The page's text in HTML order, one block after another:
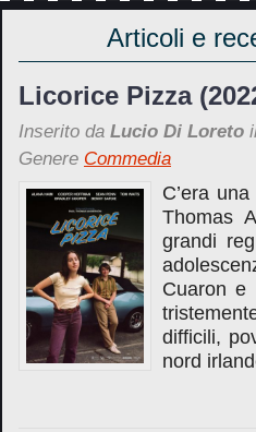
Articoli e
Licorice Pizza
Inserito da Lucio Di Loreto
Genere Commedia
C’era
Thomas
grandi
Cuaron e
difficili,
nord